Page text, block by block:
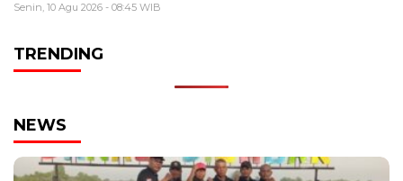
Senin, 10 Agu 2026 - 08:45 WIB
TRENDING
NEWS